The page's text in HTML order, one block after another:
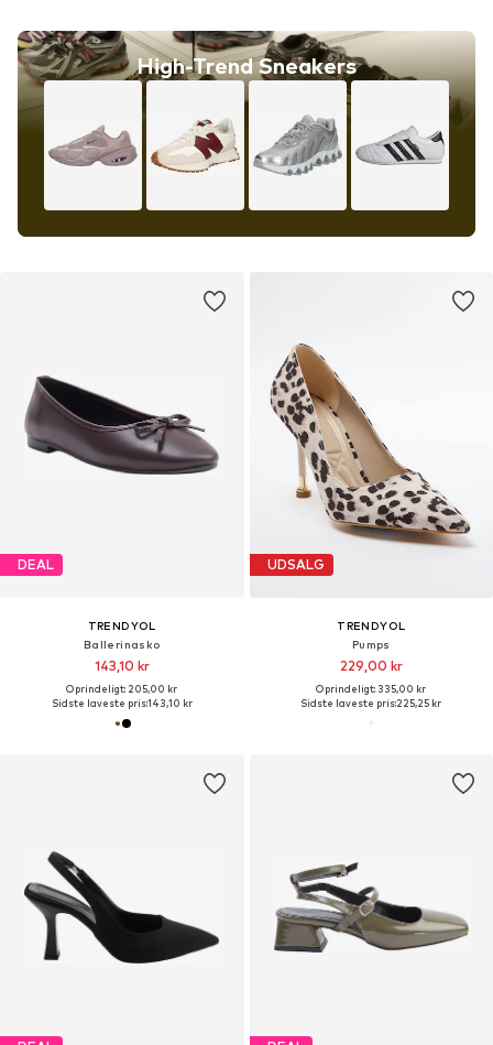
High-Trend Sneakers
DEAL
TRENDYOL
Ballerinasko
143,10 kr
Oprindeligt: 205,00 kr
Sidste laveste pris:143,10 kr
UDSALG
TRENDYOL
Pumps
229,00 kr
Oprindeligt: 335,00 kr
Sidste laveste pris:225,25 kr